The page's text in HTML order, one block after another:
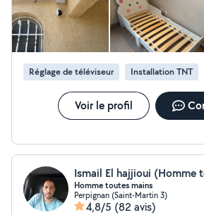
Réglage de téléviseur Installation TNT
Voir le profil
Ismail El hajjioui (Homme
Homme toutes mains
Perpignan (Saint-Martin 3)
4,8/5 (82 avis)